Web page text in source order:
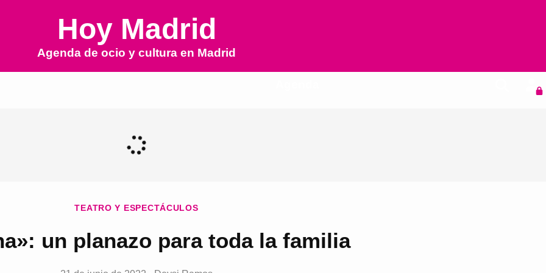
Hoy Madrid
Agenda de ocio y cultura en Madrid
TEATRO Y ESPECTÁCULOS
un planazo para toda la familia